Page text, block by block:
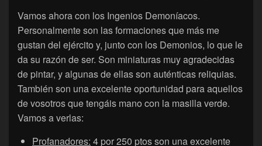
Vamos ahora con los Ingenios Demoníacos.
Personalmente son las formaciones que más me
gustan del ejército y, junto con los Demonios, lo que le
da su razón de ser. Son miniaturas muy agradecidas
de pintar, y algunas de ellas son auténticas reliquias.
También son una excelente oportunidad para aquellos
de vosotros que tengáis mano con la masilla verde.
Vamos a verlas:
Profanadores: 4 por 250 ptos son una excelente